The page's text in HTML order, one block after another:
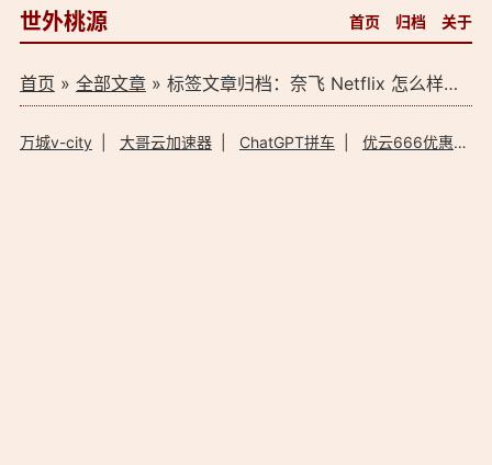
世外桃源 首页 归档 关于
首页 » 全部文章» 标签文章归档：奈飞 Netflix 怎么样合租？（1）
万城v-city| 大哥云加速器| ChatGPT拼车| 优云666优惠码